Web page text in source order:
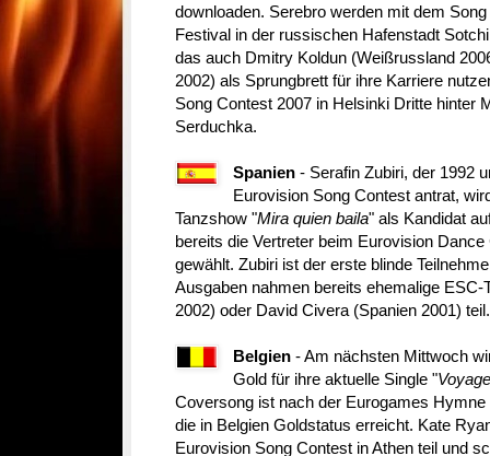
downloaden. Serebro werden mit dem Song
Festival in der russischen Hafenstadt
das auch Dmitry Koldun (Weißrussland
2002) als Sprungbrett für ihre Karriere
Song Contest 2007 in Helsinki Dritte hinter
Serduchka.
Spanien - Serafin Zubiri, der 1992
Eurovision Song Contest antrat,
Tanzshow "Mira quien baila" als Kandidat
bereits die Vertreter beim Eurovision
gewählt. Zubiri ist der erste blinde
Ausgaben nahmen bereits ehemalige ESC-
2002) oder David Civera (Spanien 2001) teil.
Belgien - Am nächsten Mittwoch
Gold für ihre aktuelle Single "
Coversong ist nach der Eurogames Hymne
die in Belgien Goldstatus erreicht. Kate
Eurovision Song Contest in Athen teil und